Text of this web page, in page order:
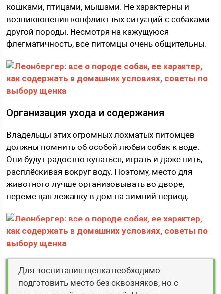
кошками, птицами, мышами. Не характерны и
возникновения конфликтных ситуаций с собаками
другой породы. Несмотря на кажущуюся
флегматичность, все питомцы очень общительны.
Организация ухода и содержания
Владельцы этих огромных лохматых питомцев
должны помнить об особой любви собак к воде.
Они будут радостно купаться, играть и даже пить,
расплёскивая вокруг воду. Поэтому, место для
животного лучше организовывать во дворе,
перемещая лежанку в дом на зимний период.
Для воспитания щенка необходимо
подготовить место без сквозняков, но с